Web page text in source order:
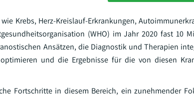
Krebs, Herz-Kreislauf-Erkrankungen,
(WHO) im Jahr 2020 fast 10
Ansätzen, die Diagnostik und Therapien
und die Ergebnisse für die von diesen
Fortschritte in diesem Bereich, ein zunehmender